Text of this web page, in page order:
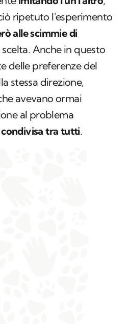
ripetuto l'esperimento
alle scimmie di
Anche in questo
delle preferenze del
stessa direzione,
avevano ormai
al problema
tra tutti.